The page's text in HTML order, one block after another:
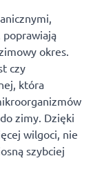
poprawiają
okres.
czy
która
zimy. Dzięki
wilgoci, nie
szybciej